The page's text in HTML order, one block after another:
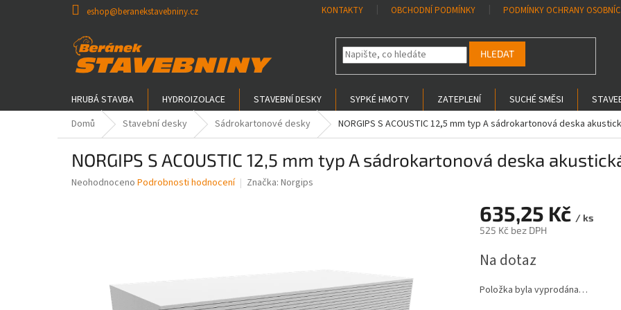
eshop@beranekstavebniny.cz KONTAKTY OBCHODNÍ PODMÍNKY PODMÍNKY OCHRANY
HLEDAT
HRUBÁ STAVBA HYDROIZOLACE STAVEBNÍ DESKY SYPKÉ HMOTY ZATEPLENÍ SUCHÉ SMĚSI
Domů
Stavební desky Sádrokartonové desky NORGIPS S ACOUSTIC 12,5 mm typ A sádrokartonová deska
NORGIPS S ACOUSTIC 12,5 mm typ A sádrokartonová deska
Průměrné
Neohodnoceno Podrobnosti hodnocení Značka: Norgips
635,25 Kč / ks
525 Kč bez DPH
cena:
Na dotaz
Položka byla vyprodána…